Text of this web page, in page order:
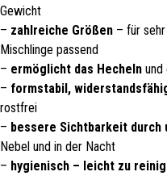
Gewicht
– zahlreiche Größen – für
Mischlinge passend
– ermöglicht das Hecheln und
– formstabil,
rostfrei
– bessere Sichtbarkeit durch
Nebel und in der Nacht
– hygienisch – leicht zu